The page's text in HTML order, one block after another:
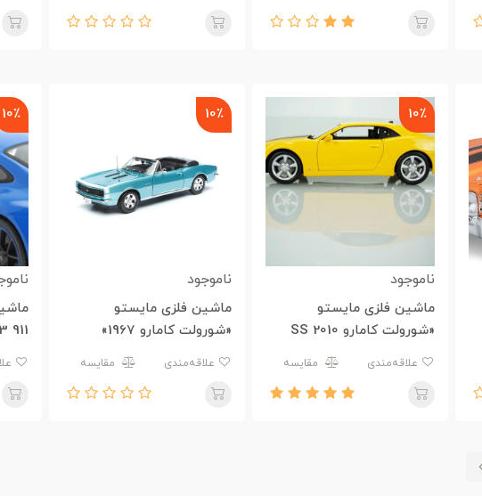
10٪
ناموجود
ماشین فلزی مایستو
«شورولت کامارو 2010 SS
RS»
مقایسه
10٪
ناموجود
ماشین فلزی مایستو
«شورولت کامارو 1967»
مقایسه
10٪
911 GT3»